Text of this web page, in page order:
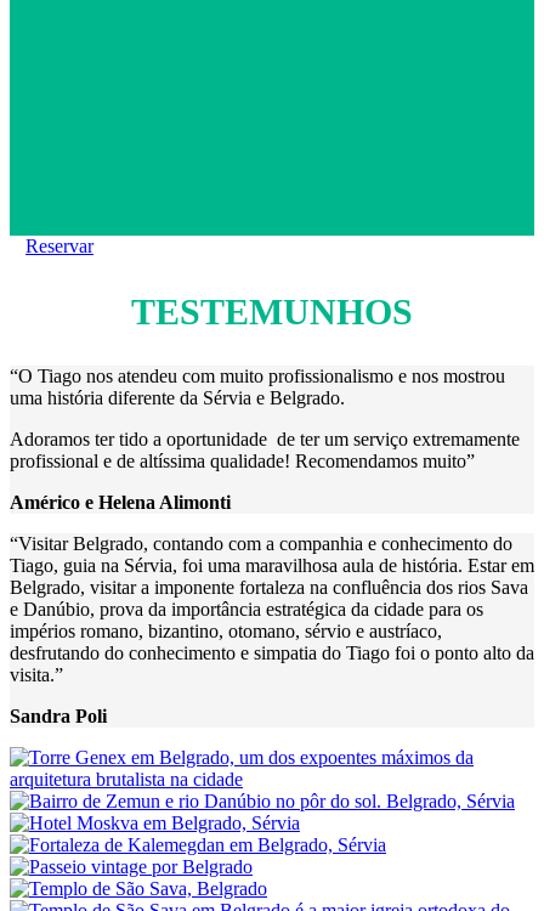
Reservar
TESTEMUNHOS
“O Tiago nos atendeu com muito profissionalismo e nos mostrou
uma história diferente da Sérvia e Belgrado.
Adoramos ter tido a oportunidade de ter um serviço extremamente
profissional e de altíssima qualidade! Recomendamos muito”
Américo e Helena Alimonti
“Visitar Belgrado, contando com a companhia e conhecimento do
Tiago, guia na Sérvia, foi uma maravilhosa aula de história. Estar em
Belgrado, visitar a imponente fortaleza na confluência dos rios Sava
e Danúbio, prova da importância estratégica da cidade para os
impérios romano, bizantino, otomano, sérvio e austríaco,
desfrutando do conhecimento e simpatia do Tiago foi o ponto alto da
visita.”
Sandra Poli